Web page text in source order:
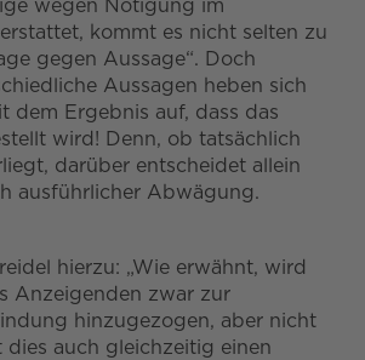
wegen Nötigung im
kommt es nicht selten zu
gegen Aussage“. Doch
Aussagen heben sich
dem Ergebnis auf, dass das
wird! Denn, ob tatsächlich
darüber entscheidet allein
ausführlicher Abwägung.
hierzu: „Wie erwähnt, wird
Anzeigenden zwar zur
hinzugezogen, aber nicht
dies auch gleichzeitig einen